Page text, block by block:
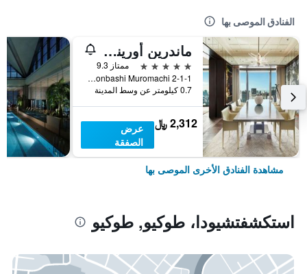
الفنادق الموصى بها
ماندرين أورينتال، طوكيو
5 نجوم
ممتاز 9.3
2-1-1 Nihonbashi Muromachi, طوكيو, اليابان
0.7 كيلومتر عن وسط المدينة
2,312 ﷼
عرض
الصفقة
مشاهدة الفنادق الأخرى الموصى بها
استكشفتشيودا، طوكيو, طوكيو